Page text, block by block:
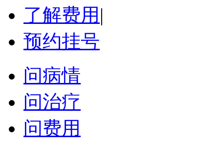
了解费用 |
预约挂号
问病情
问治疗
问费用